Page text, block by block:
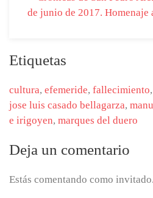
Etiquetas
cultura, efemeride, fallecimiento,
jose luis casado bellagarza,
e irigoyen, marques del duero
Deja un comentario
Estás comentando como invitado.